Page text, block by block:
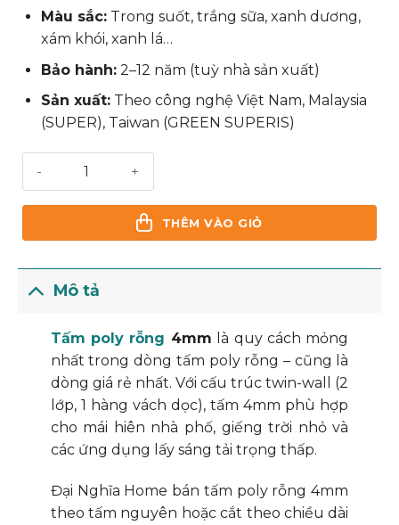
Màu sắc:Trong suốt, trắng sữa, xanh dương,
xám khói, xanh lá…
Bảo hành:2–12 năm (tuỳ nhà sản xuất)
Sản xuất:Theo công nghệ Việt Nam, Malaysia
(SUPER), Taiwan (GREEN SUPERIS)
THÊM VÀO GIỎ
Mô tả
Tấm poly rỗng 4mm là quy cách mỏng
nhất trong dòng tấm poly rỗng – cũng là
dòng giá rẻ nhất. Với cấu trúc twin-wall (2
lớp, 1 hàng vách dọc), tấm 4mm phù hợp
cho mái hiên nhà phố, giếng trời nhỏ và
các ứng dụng lấy sáng tải trọng thấp.
Đại Nghĩa Home bán tấm poly rỗng 4mm
theo tấm nguyên hoặc cắt theo chiều dài